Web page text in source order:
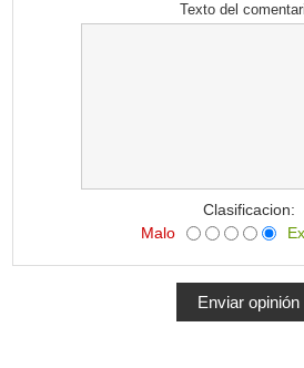
Texto del
Clasificacion:
Malo